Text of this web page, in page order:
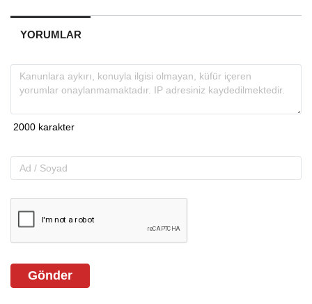
YORUMLAR
Gönder